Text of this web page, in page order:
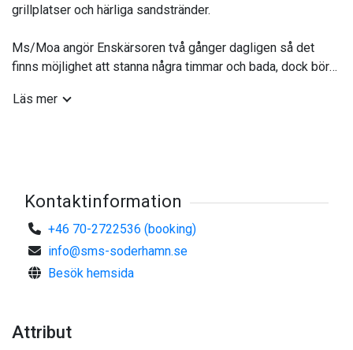
grillplatser och härliga sandstränder.
Ms/Moa angör Enskärsoren två gånger dagligen så det
finns möjlighet att stanna några timmar och bada, dock bör
försäljningsställe på ön
Läs mer
Kontaktinformation
+46 70-2722536 (booking)
info@sms-soderhamn.se
Besök hemsida
Attribut